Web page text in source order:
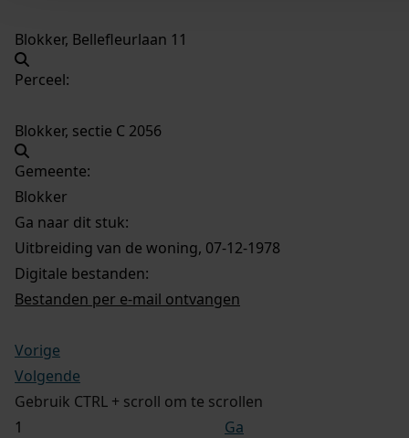
Blokker, Bellefleurlaan 11
Perceel:
Blokker, sectie C 2056
Gemeente:
Blokker
Ga naar dit stuk:
Uitbreiding van de woning, 07-12-1978
Digitale bestanden:
Bestanden per e-mail ontvangen
Vorige
Volgende
Gebruik CTRL + scroll om te scrollen
Ga